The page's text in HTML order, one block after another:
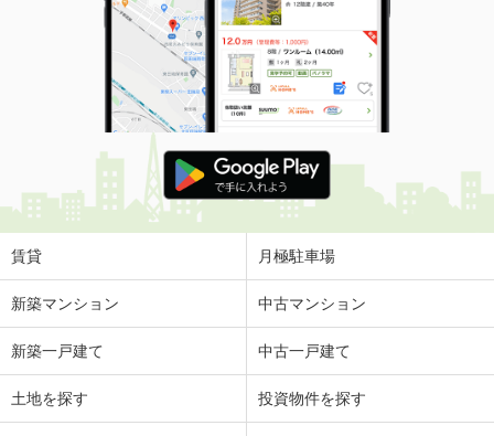
価 格
5.60万円
住 所
茨城県古河市茶屋新田
専有面積 47.99m²
間取り
1LDK
茨城県鹿嶋市大字宮中
価 格
4.70万円
住 所
茨城県鹿嶋市大字宮中
専有面積
茨城県取手市白山２
5.60万円
賃貸 月極駐車場
新築マンション 中古マンション
新築一戸建て 中古一戸建て
土地を探す 投資物件を探す